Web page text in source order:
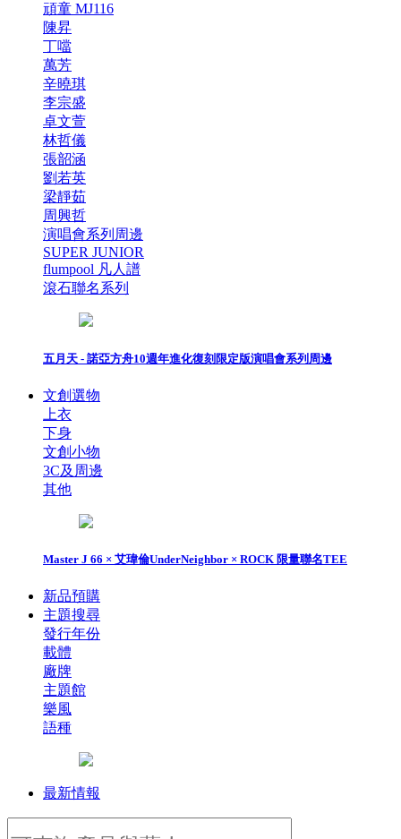
頑童 MJ116
陳昇
丁噹
萬芳
辛曉琪
李宗盛
卓文萱
林哲儀
張韶涵
劉若英
梁靜茹
周興哲
演唱會系列周邊
SUPER JUNIOR
flumpool 凡人譜
滾石聯名系列
五月天 - 諾亞方舟10週年進化復刻限定版演唱會系列周邊
文創選物
上衣
下身
文創小物
3C及周邊
其他
Master J 66 × 艾瑋倫UnderNeighbor × ROCK 限量聯名TEE
新品預購
主題搜尋
發行年份
載體
廠牌
主題館
樂風
語種
最新情報